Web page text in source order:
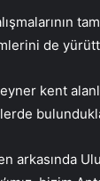
de
kent
arkasında